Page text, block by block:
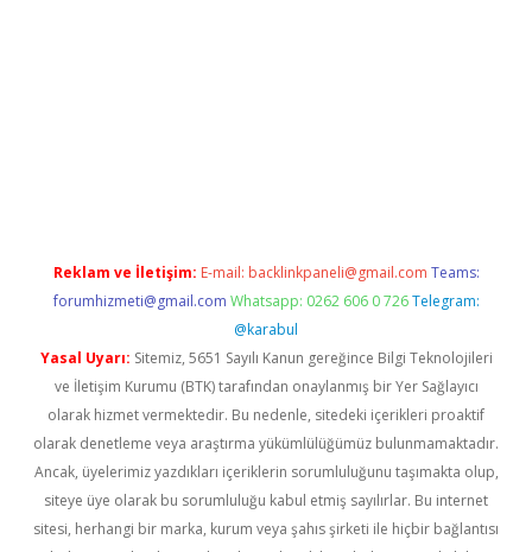
Reklam ve İletişim: E-mail: backlinkpaneli@gmail.com Teams:
forumhizmeti@gmail.com Whatsapp: 0262 606 0 726 Telegram:
@karabul
Yasal Uyarı: Sitemiz, 5651 Sayılı Kanun gereğince Bilgi Teknolojileri
ve İletişim Kurumu (BTK) tarafından onaylanmış bir Yer Sağlayıcı
olarak hizmet vermektedir. Bu nedenle, sitedeki içerikleri proaktif
olarak denetleme veya araştırma yükümlülüğümüz bulunmamaktadır.
Ancak, üyelerimiz yazdıkları içeriklerin sorumluluğunu taşımakta olup,
siteye üye olarak bu sorumluluğu kabul etmiş sayılırlar. Bu internet
sitesi, herhangi bir marka, kurum veya şahıs şirketi ile hiçbir bağlantısı